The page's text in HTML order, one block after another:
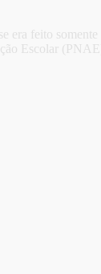
era feito
Escolar